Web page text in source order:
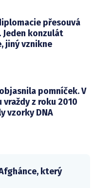
přesouvá
Jeden konzulát
jiný vznikne
pomníček. V
vraždy z roku 2010
vzorky DNA
který